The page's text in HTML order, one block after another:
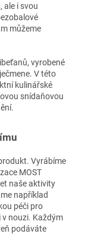
ale i svou
můžeme
vyrobené
V této
kulinářské
snídaňovou
Vyrábíme
MOST
naše aktivity
například
péči pro
nouzi. Každým
podáváte